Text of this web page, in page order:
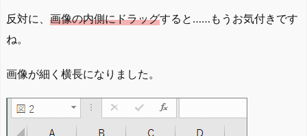
反対に、 画像の内側にドラッグすると……もうお気付きです
ね。
画像が細く横長になりました。